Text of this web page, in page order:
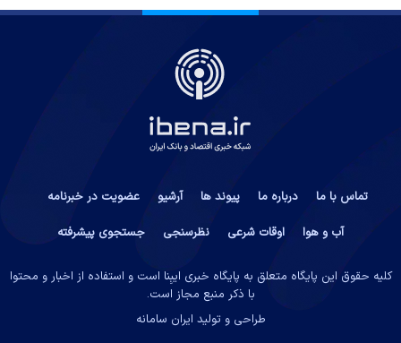
تماس با ما درباره ما پیوند ها آرشیو
عضویت در خبرنامه
آب و هوا
اوقات شرعی نظرسنجی جستجوی پیشرفته
کلیه حقوق این پایگاه متعلق به پایگاه خبری ایبِنا است و استفاده از اخبار و محتوا
با ذکر منبع مجاز است.
طراحی و تولید ایران سامانه